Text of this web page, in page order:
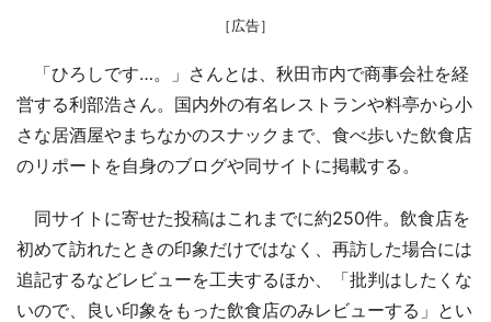
［広告］
「ひろしです…。」さんとは、秋田市内で商事会社を経
営する利部浩さん。国内外の有名レストランや料亭から小
さな居酒屋やまちなかのスナックまで、食べ歩いた飲食店
のリポートを自身のブログや同サイトに掲載する。
同サイトに寄せた投稿はこれまでに約250件。飲食店を
初めて訪れたときの印象だけではなく、再訪した場合には
追記するなどレビューを工夫するほか、「批判はしたくな
いので、良い印象をもった飲食店のみレビューする」とい